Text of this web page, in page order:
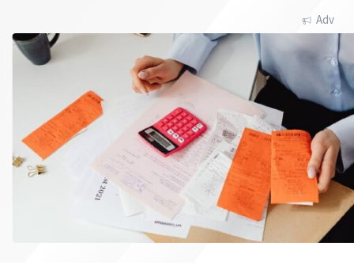
Adv